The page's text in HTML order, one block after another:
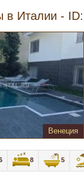
в Италии -
Венеция
8 5